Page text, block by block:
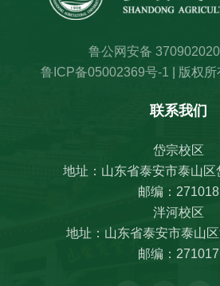
鲁公网安备
鲁ICP备05002369号-1 | 版权
联系我们
岱宗校区
地址：山东省泰安市泰山区
邮编：271018
泮河校区
地址：山东省泰安市泰山
邮编：271017